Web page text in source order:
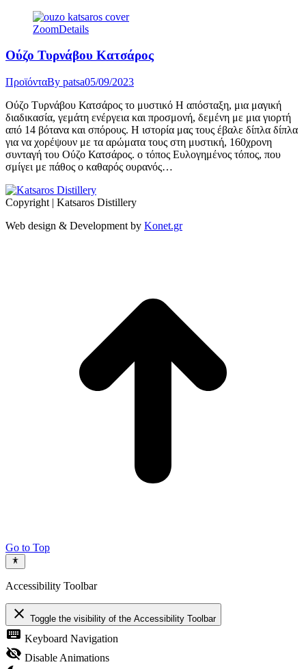
ZoomDetails
Ούζο Τυρνάβου Κατσάρος
ΠροϊόνταBy patsa05/09/2023
Ούζο Τυρνάβου Κατσάρος το μυστικό Η απόσταξη, μια μαγική
διαδικασία, γεμάτη ενέργεια και προσμονή, δεμένη με μια γιορτή
από 14 βότανα και σπόρους. H ιστορία μας τους έβαλε δίπλα δίπλα
για να χορέψουν με τα αρώματα τους στη μυστική, 160χρονη
συνταγή του Ούζο Κατσάρος. ο τόπος Ευλογημένος τόπος, που
σμίγει με πάθος ο καθαρός ουρανός…
Copyright | Katsaros Distillery
Web design & Development by Konet.gr
Go to Top
Accessibility Toolbar
close Toggle the visibility of the Accessibility Toolbar
keyboard Keyboard Navigation
visibility_off Disable Animations